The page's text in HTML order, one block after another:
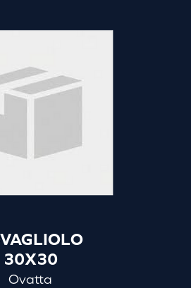
che accontenta i
in tempi brevi, e allo
costituisce un segno
per il tuo locale.
30X30
Ovatta